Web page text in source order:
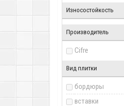
Износостойкость
Производитель
Cifre
Вид плитки
бордюры
вставки